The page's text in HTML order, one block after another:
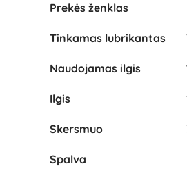
Prekės ženklas
Tinkamas lubrikantas
Naudojamas ilgis
Ilgis
Skersmuo
Spalva